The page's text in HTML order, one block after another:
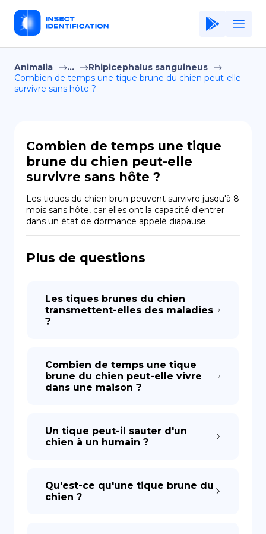
Home
Application
Privacy Policy
FR
EN
ES
DE
Animalia ...
Rhipicephalus sanguineus
Combien de temps une tique brune du chien peut-elle
survivre sans hôte ?
Combien de temps une tique
brune du chien peut-elle
survivre sans hôte ?
Les tiques du chien brun peuvent survivre jusqu'à 8
mois sans hôte, car elles ont la capacité d'entrer
dans un état de dormance appelé diapause.
Plus de questions
Les tiques brunes du chien
transmettent-elles des maladies
?
Combien de temps une tique
brune du chien peut-elle vivre
dans une maison ?
Un tique peut-il sauter d'un
chien à un humain ?
Qu'est-ce qu'une tique brune du
chien ?